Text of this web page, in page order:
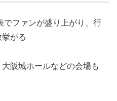
でファンが盛り上がり、行
がる
阪城ホールなどの会場も